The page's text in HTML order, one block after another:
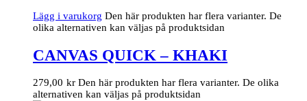
Lägg i varukorg Den här produkten har flera varianter. De
olika alternativen kan väljas på produktsidan
CANVAS QUICK – KHAKI
279,00 kr Den här produkten har flera varianter. De olika
alternativen kan väljas på produktsidan